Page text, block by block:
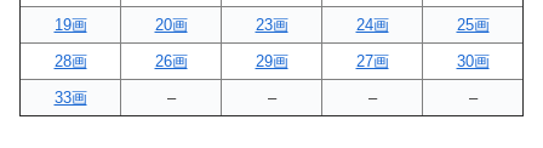
19画
20画 23画 24画
25画
28画
26画 29画 27画
30画
33画
– – – –